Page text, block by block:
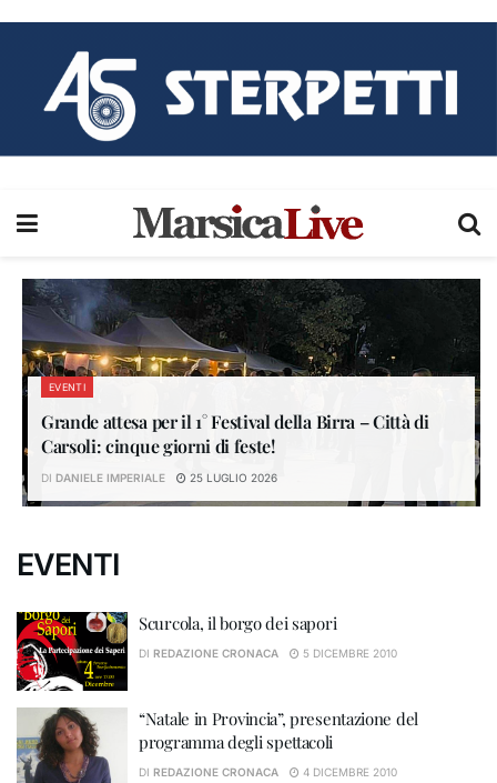
EVENTI
Grande attesa per il 1° Festival della Birra – Città di
Carsoli: cinque giorni di feste!
DI DANIELE IMPERIALE 25 LUGLIO 2026
EVENTI
Scurcola, il borgo dei sapori
DI REDAZIONE CRONACA 5 DICEMBRE 2010
“Natale in Provincia”, presentazione del
programma degli spettacoli
DI REDAZIONE CRONACA 4 DICEMBRE 2010